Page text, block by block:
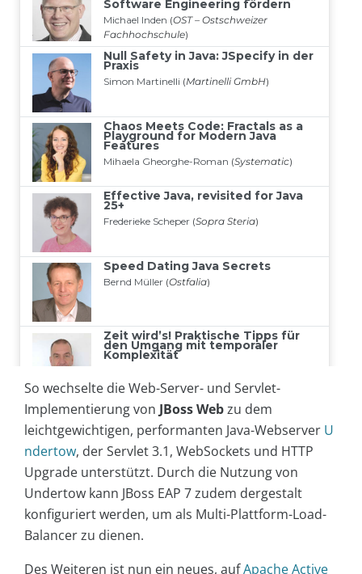
So wechselte die Web-Server- und Servlet-
Implementierung von JBoss Webzu dem
leichtgewichtigen, performanten Java-Webserver U
ndertow, der Servlet 3.1, WebSockets und HTTP
Upgrade unterstützt. Durch die Nutzung von
Undertow kann JBoss EAP 7 zudem dergestalt
konfiguriert werden, um als Multi-Plattform-Load-
Balancer zu dienen.
Des Weiteren ist nun ein neues, aufApache Active